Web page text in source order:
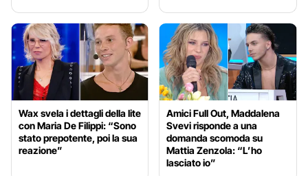
Wax svela i dettagli della lite
con Maria De Filippi: “Sono
stato prepotente, poi la sua
reazione”
Amici Full Out, Maddalena
Svevi risponde a una
domanda scomoda su
Mattia Zenzola: “L’ho
lasciato io”